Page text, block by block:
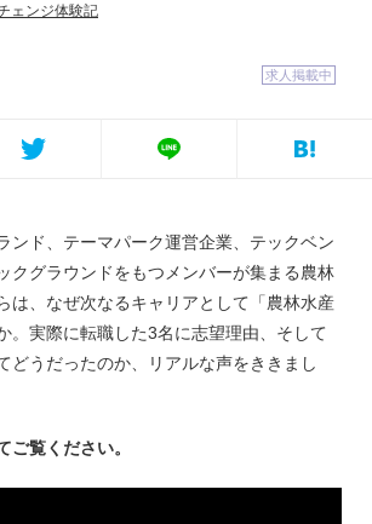
ェンジ体験記
求人掲載中
ンド、テーマパーク運営企業、テックベン
クグラウンドをもつメンバーが集まる農林
は、なぜ次なるキャリアとして「農林水産
。実際に転職した3名に志望理由、そして
どうだったのか、リアルな声をききまし
覧ください。